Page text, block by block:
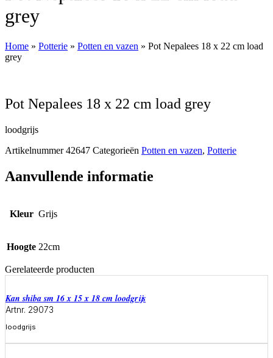
grey
Home » Potterie » Potten en vazen » Pot Nepalees 18 x 22 cm load
grey
Pot Nepalees 18 x 22 cm load grey
loodgrijs
Artikelnummer42647 Categorieën Potten en vazen, Potterie
Aanvullende informatie
Kleur Grijs
Hoogte 22cm
Gerelateerde producten
Kan shiba sm 16 x 15 x 18 cm loodgrijs
Artnr. 29073
loodgrijs
Meer informatie